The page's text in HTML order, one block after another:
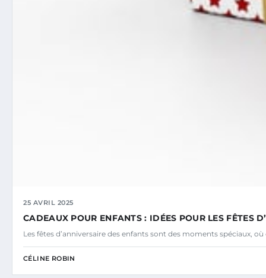
25 AVRIL 2025
CADEAUX POUR ENFANTS : IDÉES POUR LES FÊTES
Les fêtes d’anniversaire des enfants sont des moments spéciaux,
CÉLINE ROBIN